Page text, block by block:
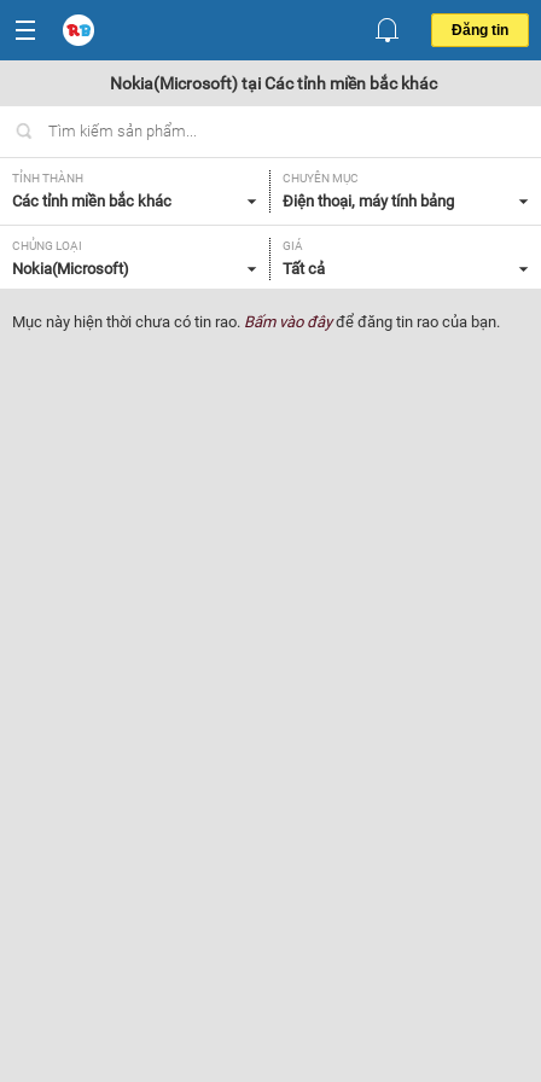
Đăng tin
Nokia(Microsoft) tại Các tỉnh miền bắc khác
TỈNH THÀNH
Các tỉnh miền bắc khác
CHUYÊN MỤC
Điện thoại, máy tính bảng
CHỦNG LOẠI
Nokia(Microsoft)
GIÁ
Tất cả
Mục này hiện thời chưa có tin rao. Bấm vào đâyđể đăng tin rao của bạn.